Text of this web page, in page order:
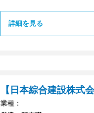
詳細を見る
【日本綜合建設株式会
業種：